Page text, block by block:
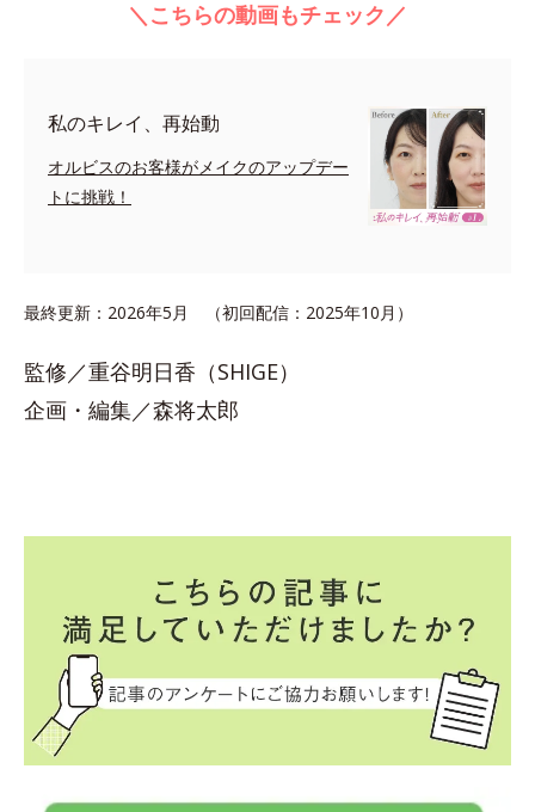
＼こちらの動画もチェック／
私のキレイ、再始動
オルビスのお客様がメイクのアップデー
トに挑戦！
最終更新：2026年5月 （初回配信：2025年10月）
監修／重谷明日香（SHIGE）
企画・編集／森将太郎